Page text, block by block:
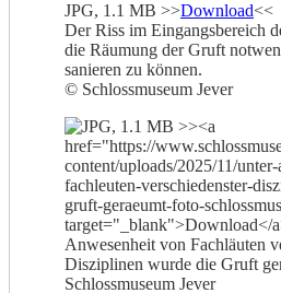
JPG, 1.1 MB >>Download<<
Der Riss im Eingangsbereich
die Räumung der Gruft
sanieren zu können.
© Schlossmuseum Jever